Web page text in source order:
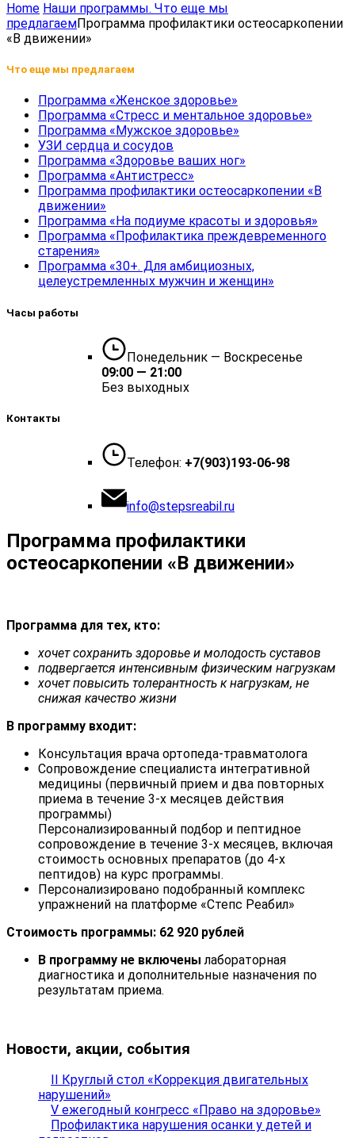
Home Наши программы. Что еще мы
предлагаемПрограмма профилактики остеосаркопении
«В движении»
Что еще мы предлагаем
Программа «Женское здоровье»
Программа «Стресс и ментальное здоровье»
Программа «Мужское здоровье»
УЗИ сердца и сосудов
Программа «Здоровье ваших ног»
Программа «Антистресс»
Программа профилактики остеосаркопении «В
движении»
Программа «На подиуме красоты и здоровья»
Программа «Профилактика преждевременного
старения»
Программа «30+. Для амбициозных,
целеустремленных мужчин и женщин»
Часы работы
Понедельник — Воскресенье
09:00 — 21:00
Без выходных
Контакты
Телефон: +7(903)193-06-98
info@stepsreabil.ru
Программа профилактики
остеосаркопении «В движении»
Программа для тех, кто:
хочет сохранить здоровье и молодость суставов
подвергается интенсивным физическим нагрузкам
хочет повысить толерантность к нагрузкам, не
снижая качество жизни
В программу входит:
Консультация врача ортопеда-травматолога
Сопровождение специалиста интегративной
медицины (первичный прием и два повторных
приема в течение 3-х месяцев действия
программы)
Персонализированный подбор и пептидное
сопровождение в течение 3-х месяцев, включая
стоимость основных препаратов (до 4-х
пептидов) на курс программы.
Персонализировано подобранный комплекс
упражнений на платформе «Степс Реабил»
Стоимость программы: 62 920 рублей
В программу не включенылабораторная
диагностика и дополнительные назначения по
результатам приема.
Новости, акции, события
II Круглый стол «Коррекция двигательных
нарушений»
V ежегодный конгресс «Право на здоровье»
Профилактика нарушения осанки у детей и